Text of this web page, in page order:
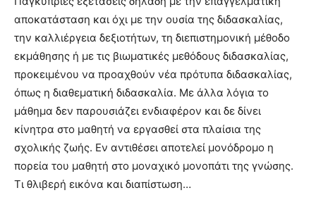
αποκατάσταση και όχι με την ουσία της διδασκαλίας,
την καλλιέργεια δεξιοτήτων, τη διεπιστημονική μέθοδο
εκμάθησης ή με τις βιωματικές μεθόδους διδασκαλίας,
προκειμένου να προαχθούν νέα πρότυπα διδασκαλίας,
όπως η διαθεματική διδασκαλία. Με άλλα λόγια το
μάθημα δεν παρουσιάζει ενδιαφέρον και δε δίνει
κίνητρα στο μαθητή να εργασθεί στα πλαίσια της
σχολικής ζωής. Εν αντιθέσει αποτελεί μονόδρομο η
πορεία του μαθητή στο μοναχικό μονοπάτι της γνώσης.
Τι θλιβερή εικόνα και διαπίστωση…